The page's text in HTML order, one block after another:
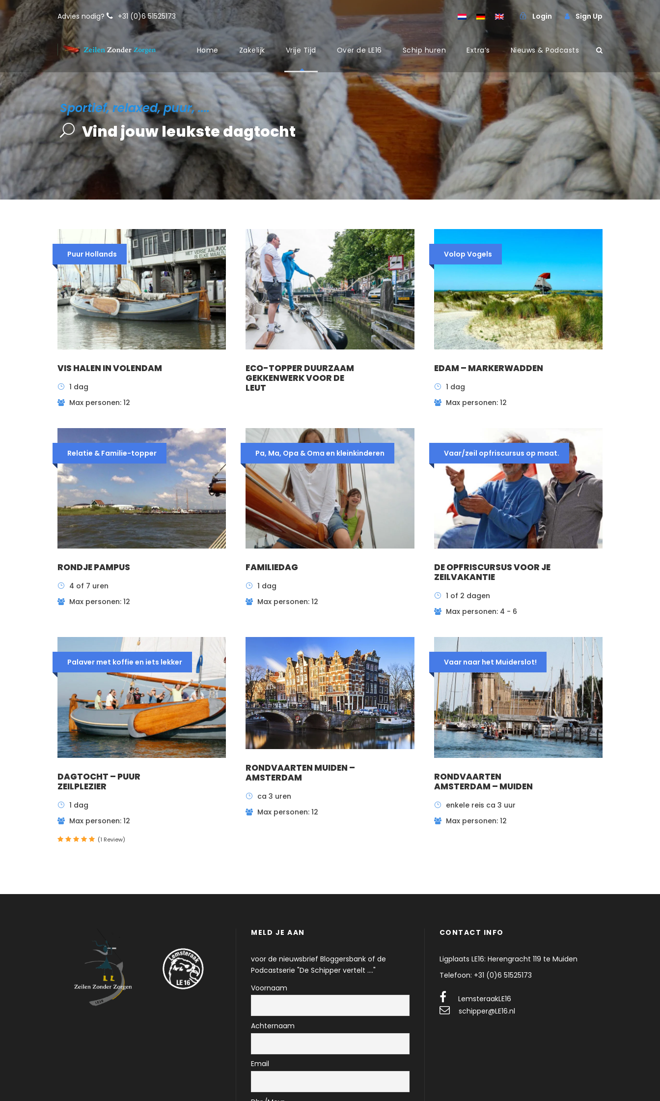
Advies nodig? +31 (0)6 51525173 Login Sign Up
Home Zakelijk Vrije Tijd Over de LE16 Schip huren Extra’s Nieuws & Podcasts
Sportief, relaxed, puur, ....
Vind jouw leukste dagtocht
Puur Hollands
VIS HALEN IN VOLENDAM
1 dag
Max personen: 12
ECO-TOPPER DUURZAAM
GEKKENWERK VOOR DE
LEUT
Volop Vogels
EDAM – MARKERWADDEN
1 dag
Max personen: 12
Relatie & Familie-topper
RONDJE PAMPUS
4 of 7 uren
Max personen: 12
Pa, Ma, Opa & Oma en kleinkinderen
FAMILIEDAG
1 dag
Max personen: 12
Vaar/zeil opfriscursus op maat.
DE OPFRISCURSUS VOOR JE
ZEILVAKANTIE
1 of 2 dagen
Max personen: 4 - 6
Palaver met koffie en iets lekker
DAGTOCHT – PUUR
ZEILPLEZIER
1 dag
Max personen: 12
(1 Review)
RONDVAARTEN MUIDEN –
AMSTERDAM
ca 3 uren
Max personen: 12
Vaar naar het Muiderslot!
RONDVAARTEN
AMSTERDAM – MUIDEN
enkele reis ca 3 uur
Max personen: 12
MELD JE AAN
voor de nieuwsbrief Bloggersbank of de
Podcastserie "De Schipper vertelt ...."
Voornaam
Achternaam
Email
CONTACT INFO
Ligplaats LE16: Herengracht 119 te Muiden
Telefoon: +31 (0)6 51525173
LemsteraakLE16
schipper@LE16.nl